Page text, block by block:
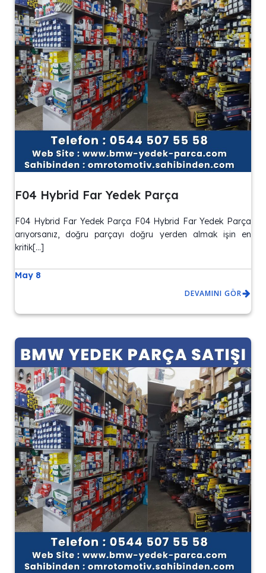
F04 Hybrid Far Yedek Parça
F04 Hybrid Far Yedek Parça F04 Hybrid Far Yedek Parça
arıyorsanız, doğru parçayı doğru yerden almak işin en
kritik[…]
May 8
DEVAMINI GÖR